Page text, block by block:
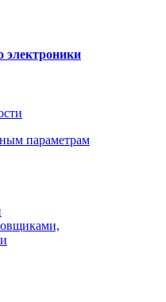
электроники
параметрам